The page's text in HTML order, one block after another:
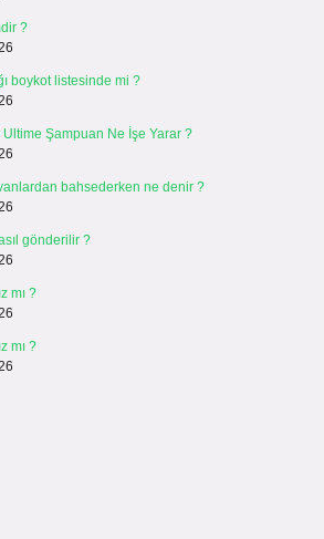
?
boykot listesinde mi ?
Şampuan Ne İşe Yarar ?
bahsederken ne denir ?
gönderilir ?
mı ?
mı ?